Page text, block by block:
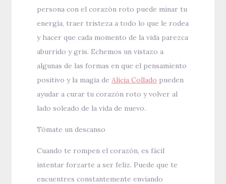
persona con el corazón roto puede minar tu
energía, traer tristeza a todo lo que le rodea
y hacer que cada momento de la vida parezca
aburrido y gris. Echemos un vistazo a
algunas de las formas en que el pensamiento
positivo y la magia deAlicia Collado pueden
ayudar a curar tu corazón roto y volver al
lado soleado de la vida de nuevo.
Tómate un descanso
Cuando te rompen el corazón, es fácil
intentar forzarte a ser feliz. Puede que te
encuentres constantemente enviando